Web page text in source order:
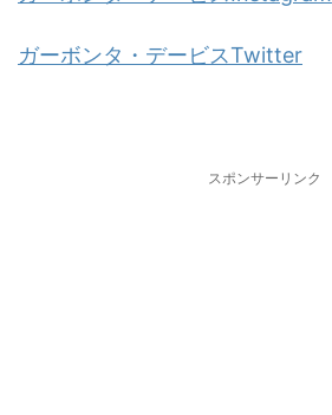
ガーボンタ・デービスTwitter
スポンサーリンク